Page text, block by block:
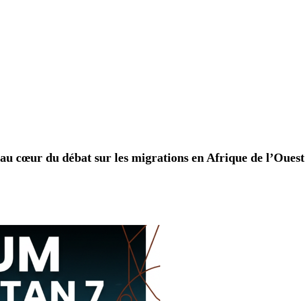
cœur du débat sur les migrations en Afrique de l’Ouest